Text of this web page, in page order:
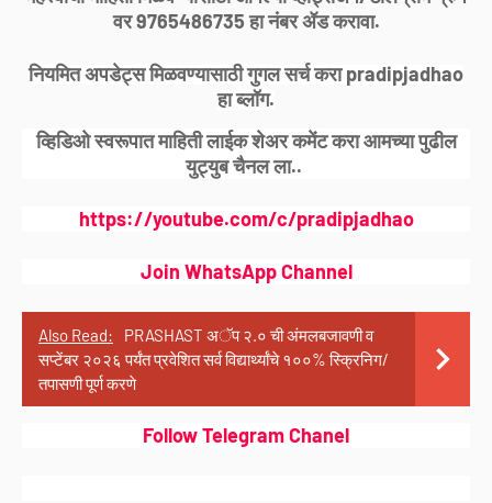
वर 9765486735 हा नंबर ॲड करावा.
नियमित अपडेट्स मिळवण्यासाठी गुगल सर्च करा pradipjadhao
हा ब्लॉग.
व्हिडिओ स्वरूपात माहिती लाईक शेअर कमेंट करा आमच्या पुढील
युट्युब चैनल ला..
https://youtube.com/c/pradipjadhao
Join WhatsApp Channel
Also Read:
PRASHAST अॅप २.० ची अंमलबजावणी व
सप्टेंबर २०२६ पर्यंत प्रवेशित सर्व विद्यार्थ्यांचे १००% स्क्रिनिग/
तपासणी पूर्ण करणे
Follow Telegram Chanel